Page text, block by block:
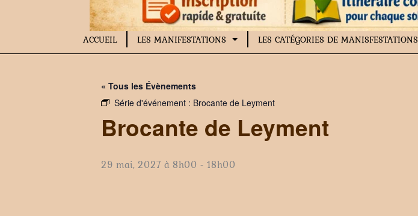
ACCUEIL LES MANIFESTATIONS LES CATÉGORIES DE MANISFESTATIONS
« Tous les Évènements
Série d'événement : Brocante de Leyment
Brocante de Leyment
29 mai, 2027 à 8h00 - 18h00